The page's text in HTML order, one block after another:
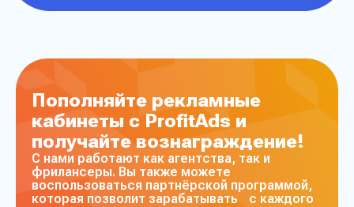
Пополняйте рекламные
кабинеты с ProfitAds и
получайте вознаграждение!
С нами работают как агентства, так и
фрилансеры. Вы также можете
воспользоваться партнёрской программой,
которая позволит зарабатывать с каждого